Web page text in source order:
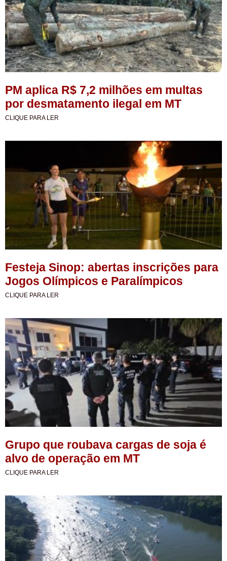
PM aplica R$ 7,2 milhões em multas
por desmatamento ilegal em MT
CLIQUE PARA LER
Festeja Sinop: abertas inscrições para
Jogos Olímpicos e Paralímpicos
CLIQUE PARA LER
Grupo que roubava cargas de soja é
alvo de operação em MT
CLIQUE PARA LER